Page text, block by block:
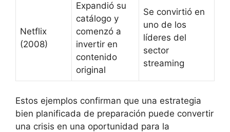
Netflix
(2008)
Expandió su
catálogo y
comenzó a
invertir en
contenido
original
Se convirtió en
uno de los
líderes del
sector
streaming
Estos ejemplos confirman que una estrategia
bien planificada de preparación puede convertir
una crisis en una oportunidad para la